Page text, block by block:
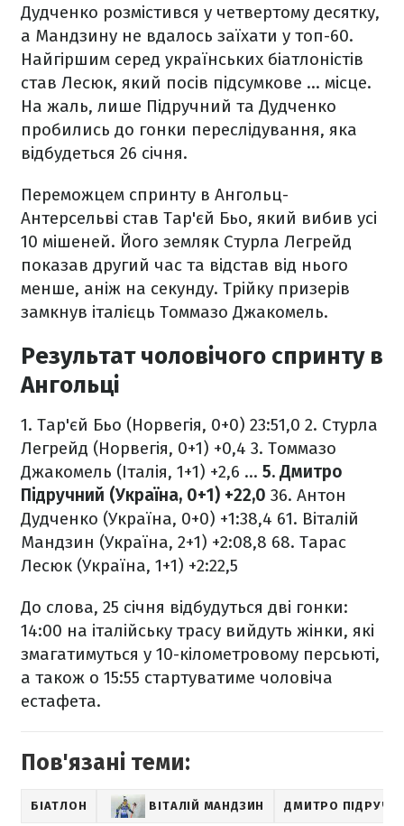
Дудченко розмістився у четвертому десятку,
а Мандзину не вдалось заїхати у топ-60.
Найгіршим серед українських біатлоністів
став Лесюк, який посів підсумкове … місце.
На жаль, лише Підручний та Дудченко
пробились до гонки переслідування, яка
відбудеться 26 січня.
Переможцем спринту в Ангольц-
Антерсельві став Тар'єй Бьо, який вибив усі
10 мішеней. Його земляк Стурла Легрейд
показав другий час та відстав від нього
менше, аніж на секунду. Трійку призерів
замкнув італієць Томмазо Джакомель.
Результат чоловічого спринту в
Ангольці
1. Тар'єй Бьо (Норвегія, 0+0) 23:51,0 2. Стурла
Легрейд (Норвегія, 0+1) +0,4 3. Томмазо
Джакомель (Італія, 1+1) +2,6 … 5. Дмитро
Підручний (Україна, 0+1) +22,0 36. Антон
Дудченко (Україна, 0+0) +1:38,4 61. Віталій
Мандзин (Україна, 2+1) +2:08,8 68. Тарас
Лесюк (Україна, 1+1) +2:22,5
До слова, 25 січня відбудуться дві гонки:
14:00 на італійську трасу вийдуть жінки, які
змагатимуться у 10-кілометровому персьюті,
а також о 15:55 стартуватиме чоловіча
естафета.
Пов'язані теми:
БІАТЛОН ВІТАЛІЙ МАНДЗИН ДМИТРО